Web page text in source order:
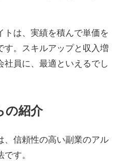
トは、実績を積んで単価を
す。スキルアップと収入増
社員に、最適といえるでし
の紹介
、信頼性の高い副業のアル
す。